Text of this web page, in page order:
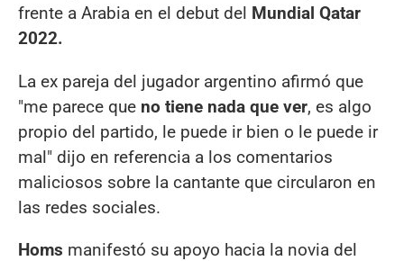
frente a Arabia en el debut del Mundial Qatar
2022.
La ex pareja del jugador argentino afirmó que
"me parece que no tiene nada que ver, es algo
propio del partido, le puede ir bien o le puede ir
mal" dijo en referencia a los comentarios
maliciosos sobre la cantante que circularon en
las redes sociales.
Homs manifestó su apoyo hacia la novia del